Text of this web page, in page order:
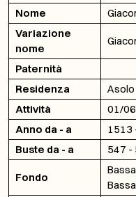
Nome
Variazione
nome
Paternità
Residenza
Asolo
Attività
01/
Anno da - a
1513
Buste da - a
547 -
Fondo